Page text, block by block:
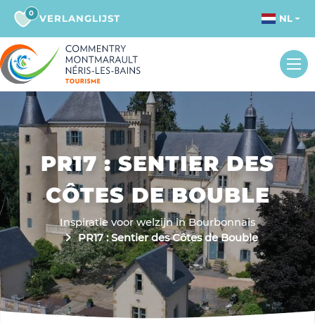
0 VERLANGLIJST NL
PR17 : SENTIER DES
CÔTES DE BOUBLE
Inspiratie voor welzijn in Bourbonnais
PR17 : Sentier des Côtes de Bouble